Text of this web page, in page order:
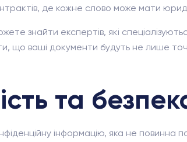
де кожне слово може мати
знайти експертів, які
що ваші документи будуть не лише
та
інформацію, яка не повинна